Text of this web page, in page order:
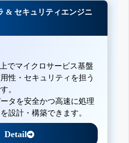
& セキュリティエンジニ
でマイクロサービス基盤
性・セキュリティを担う
。
タを安全かつ高速に処理
設計・構築できます。
Detail